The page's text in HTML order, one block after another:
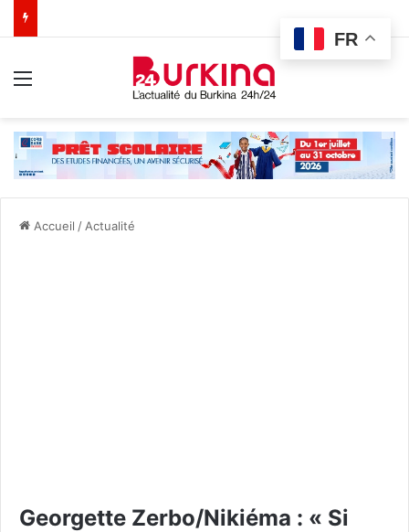
Accueil / Actualité
Georgette Zerbo/Nikiéma : « Si
FR